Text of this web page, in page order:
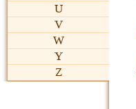
U
V
W
Y
Z